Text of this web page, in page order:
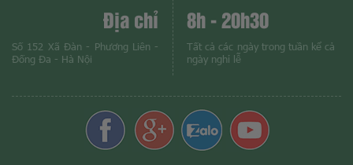
Địa chỉ
Số 152 Xã Đàn - Phương Liên -
Đống Đa - Hà Nội
8h - 20h30
Tất cả các ngày trong tuần kể cả
ngày nghỉ lễ